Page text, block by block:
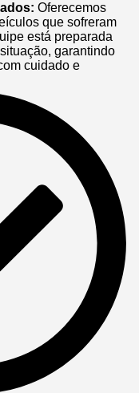
Oferecemos
que sofreram
está preparada
garantindo
cuidado e